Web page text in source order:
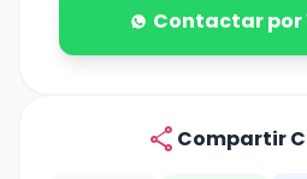
Contactar por
share Compartir